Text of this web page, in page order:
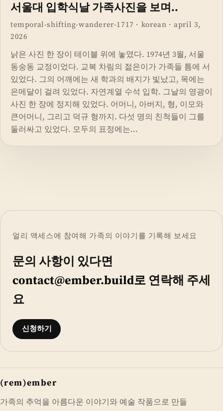
서울대 입학식날 가족사진을 보며..
temporal-shifting-wanderer-1717 · korean · april 3,
2026
낡은 사진 한 장이 테이블 위에 놓였다. 1974년 3월, 서울
동숭동 교정이었다. 교복 차림의 젊은이가 가족들 틈에 서
있었다. 그의 어깨에는 새 학과의 배지가 빛났고, 목에는
은메달이 걸려 있었다. 자연계열 수석 입학. 그날의 영광이
사진 한 장에 정지해 있었다. 어머니, 아버지, 형, 이모와
큰어머니, 그리고 덕규 형까지. 다섯 명의 친척들이 그를
둘러싸고 있었다. 모두의 표정에는...
얼리 액세스에 참여해 가족의 이야기를 기록해 보세요
문의 사항이 있다면
contact@ember.build로 연락해 주세
요
신청하기
(rem)ember
가족의 추억을 아름다운 이야기와 예술 작품으로 만들